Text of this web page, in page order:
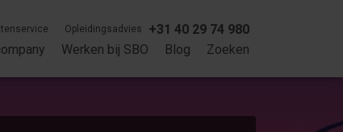
Opleidingsadvies
+31 40 29 74 980
Werken bij SBO Blog Zoeken